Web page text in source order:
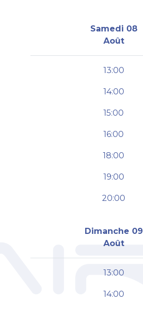
Samedi 08
Août
13:00
14:00
15:00
16:00
18:00
19:00
20:00
Dimanche 09
Août
13:00
14:00